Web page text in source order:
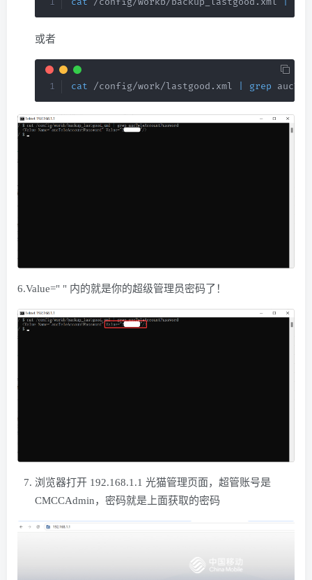
或者
cat /config/work/lastgood.xml grep
6.Value=" " 内的就是你的超级管理员密码了！
浏览器打开 192.168.1.1 光猫管理页面，超管账号是
CMCCAdmin，密码就是上面获取的密码